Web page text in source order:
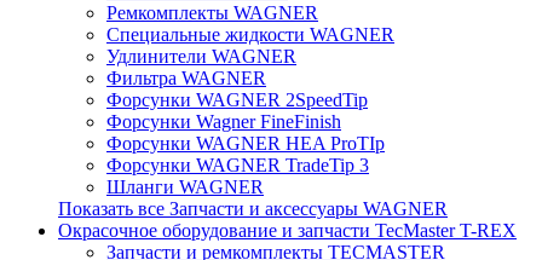
Ремкомплекты WAGNER
Специальные жидкости WAGNER
Удлинители WAGNER
Фильтра WAGNER
Форсунки WAGNER 2SpeedTip
Форсунки Wagner FineFinish
Форсунки WAGNER HEA ProTIp
Форсунки WAGNER TradeTip 3
Шланги WAGNER
Показать все Запчасти и аксессуары WAGNER
Окрасочное оборудование и запчасти TecMaster T-REX
Запчасти и ремкомплекты TECMASTER